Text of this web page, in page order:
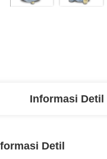
Informasi Detil
Detil